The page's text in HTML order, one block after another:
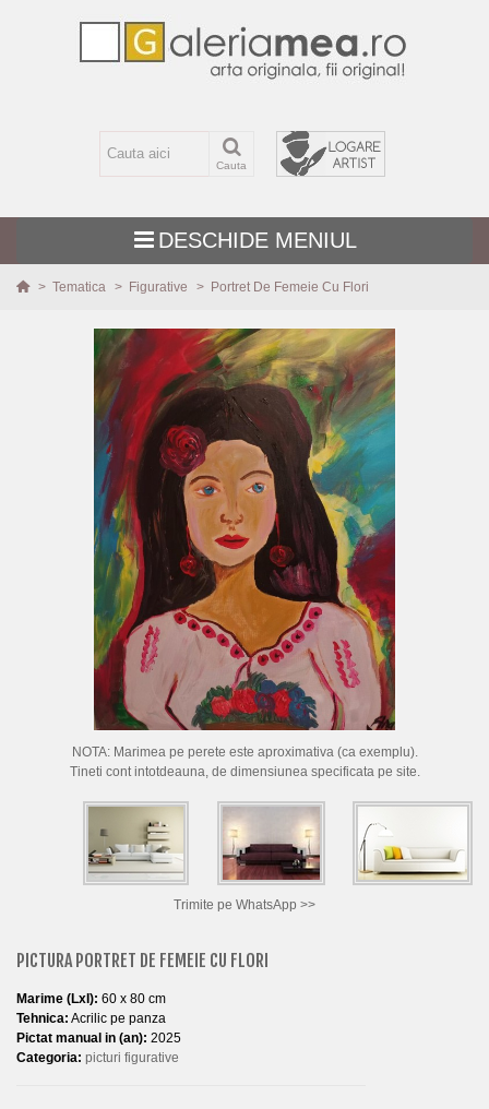
Cauta
DESCHIDE MENIUL
CUM CUMPAR TABLOURI
LISTA ARTISTI
CUM VAND TABLOURI
PORTRETE LA COMANDA
> Tematica > Figurative > Portret De Femeie Cu Flori
NOTA: Marimea pe perete este aproximativa (ca exemplu).
Tineti cont intotdeauna, de dimensiunea specificata pe site.
Trimite pe WhatsApp >>
PICTURA PORTRET DE FEMEIE CU FLORI
Marime (LxI): 60 x 80 cm
Tehnica: Acrilic pe panza
Pictat manual in (an): 2025
Categoria: picturi figurative